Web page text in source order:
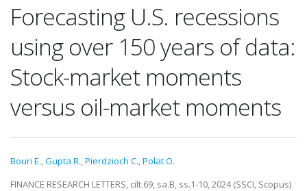
Forecasting U.S. recessions
using over 150 years of data:
Stock-market moments
versus oil-market moments
Bouri E.,Gupta R.,Pierdzioch C.,Polat O.
FINANCE RESEARCH LETTERS, cilt.69, sa.B, ss.1-10, 2024 (SSCI, Scopus)